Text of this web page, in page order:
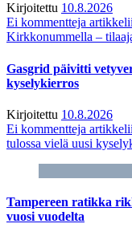
Kirjoitettu 10.8.2026
Ei kommentteja
Kirkkonummella –
Gasgrid päivitti
kyselykierros
Kirjoitettu 10.8.2026
Ei kommentteja
tulossa vielä uusi
Tampereen ratikka
vuosi vuodelta